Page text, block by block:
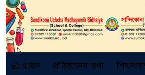
প্রচ্ছদ প্রতিষ্ঠানের তথ্য